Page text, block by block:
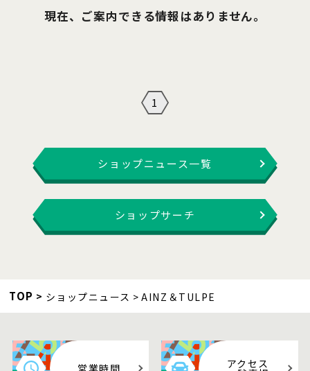
現在、ご案内できる情報はありません。
1
ショップニュース一覧
ショップサーチ
TOP ショップニュース AINZ＆TULPE
営業時間 アクセス